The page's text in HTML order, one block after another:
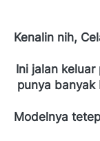
Kenalin nih,
Ini jalan
punya
Modelnya